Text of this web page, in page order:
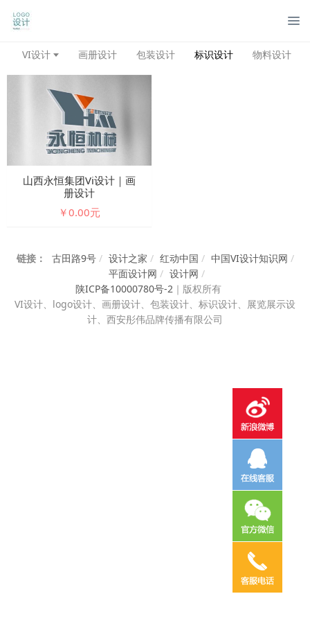
VI设计 画册设计 包装设计 标识设计 物料设计
山西永恒集团vi设计｜画
册设计
￥0.00元
链接： 古田路9号 / 设计之家 / 红动中国 / 中国VI设计知识网 /
平面设计网 / 设计网 /
陕ICP备10000780号-2 ｜ 版权所有
VI设计、 logo设计、画册设计、包装设计、标识设计、展览展示设
计、西安彤伟品牌传播有限公司